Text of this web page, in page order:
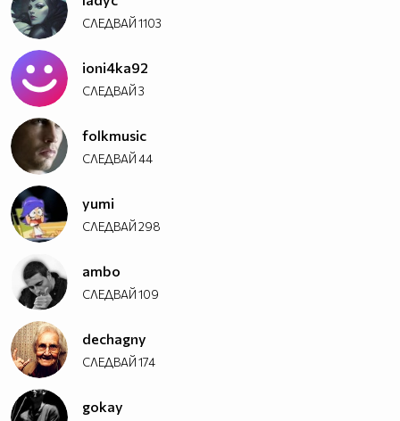
СЛЕДВАЙ1103
ioni4ka92
СЛЕДВАЙ3
folkmusic
СЛЕДВАЙ44
yumi
СЛЕДВАЙ298
ambo
СЛЕДВАЙ109
dechagny
СЛЕДВАЙ174
gokay